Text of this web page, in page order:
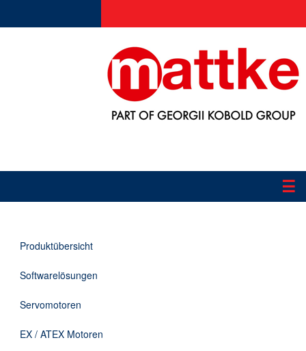
☰
Applikationen
Informationen
Downloads
Kontakt
Produktübersicht
Softwarelösungen
Servomotoren
EX / ATEX Motoren